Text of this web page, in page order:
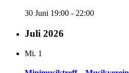
30 Juni 19:00 - 22:00
Juli 2026
Mi. 1